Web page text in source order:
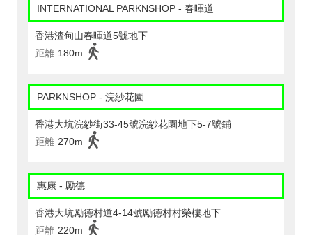
INTERNATIONAL PARKNSHOP - 春暉道
香港渣甸山春暉道5號地下
距離 180m
PARKNSHOP - 浣紗花園
香港大坑浣紗街33-45號浣紗花園地下5-7號鋪
距離 270m
惠康 - 勵德
香港大坑勵德村道4-14號勵德村村榮樓地下
距離 220m